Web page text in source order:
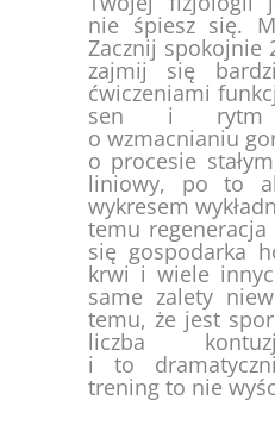
nie śpiesz się.
Zacznij spokojnie
zajmij się
ćwiczeniami
sen i rytm
o wzmacnianiu
o procesie
liniowy, po to
wykresem
temu
się gospodarka
krwi i wiele
same zalety
temu, że jest
liczba
i to
trening to nie